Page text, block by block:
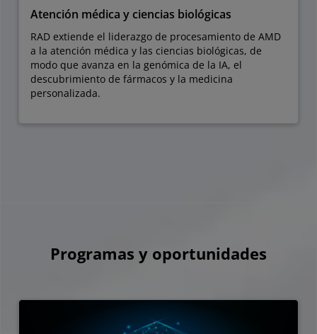
Atención médica y ciencias biológicas
RAD extiende el liderazgo de procesamiento de AMD
a la atención médica y las ciencias biológicas, de
modo que avanza en la genómica de la IA, el
descubrimiento de fármacos y la medicina
personalizada.
Programas y oportunidades